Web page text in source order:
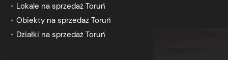
Lokale na sprzedaż Toruń
Obiekty na sprzedaż Toruń
Działki na sprzedaż Toruń